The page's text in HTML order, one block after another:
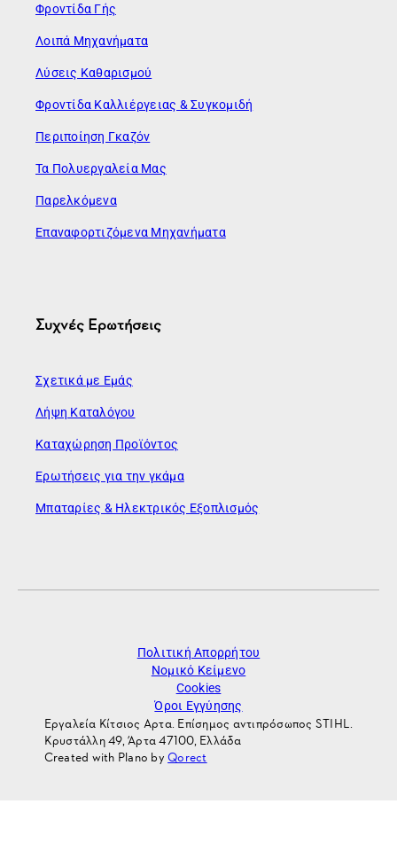
Φροντίδα Γής
Λοιπά Μηχανήματα
Λύσεις Καθαρισμού
Φροντίδα Καλλιέργειας & Συγκομιδή
Περιποίηση Γκαζόν
Τα Πολυεργαλεία Μας
Παρελκόμενα
Επαναφορτιζόμενα Μηχανήματα
Συχνές Ερωτήσεις
Σχετικά με Εμάς
Λήψη Καταλόγου
Καταχώρηση Προϊόντος
Ερωτήσεις για την γκάμα
Μπαταρίες & Ηλεκτρικός Εξοπλισμός
Πολιτική Απορρήτου
Νομικό Κείμενο
Cookies
Όροι Εγγύησης
Εργαλεία Κίτσιος Αρτα. Επίσημος αντιπρόσωπος STIHL.
Κρυστάλλη 49, Άρτα 47100, Ελλάδα
Created with Plano byQorect